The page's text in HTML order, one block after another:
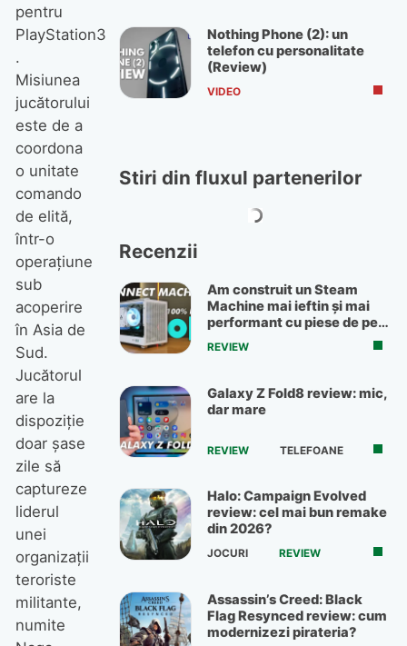
pentru
PlayStation3
.
Misiunea
jucătorului
este de a
coordona
o unitate
comando
de elită,
într-o
operaţiune
sub
acoperire
în Asia de
Sud.
Jucătorul
are la
dispoziţie
doar şase
zile să
captureze
liderul
unei
organizaţii
teroriste
militante,
numite
Nothing Phone (2): un
telefon cu personalitate
(Review)
VIDEO
Stiri din fluxul partenerilor
Recenzii
Am construit un Steam
Machine mai ieftin și mai
performant cu piese de pe
OLX
REVIEW
Galaxy Z Fold8 review: mic,
dar mare
REVIEW TELEFOANE
Halo: Campaign Evolved
review: cel mai bun remake
din 2026?
JOCURI REVIEW
Assassin’s Creed: Black
Flag Resynced review: cum
modernizezi pirateria?